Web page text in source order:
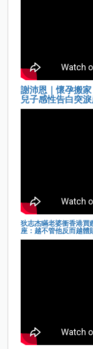
謝沛恩｜懷孕搬
兒子感性告白突
狄志杰瞞老婆衝香港買
座：越不管他反而越體